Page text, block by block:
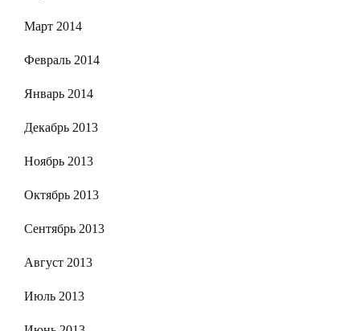
Март 2014
Февраль 2014
Январь 2014
Декабрь 2013
Ноябрь 2013
Октябрь 2013
Сентябрь 2013
Август 2013
Июль 2013